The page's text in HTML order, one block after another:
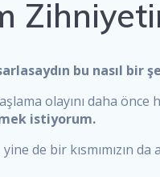
bu nasıl bir
olayını daha önce
istiyorum.
bir kısmımızın da